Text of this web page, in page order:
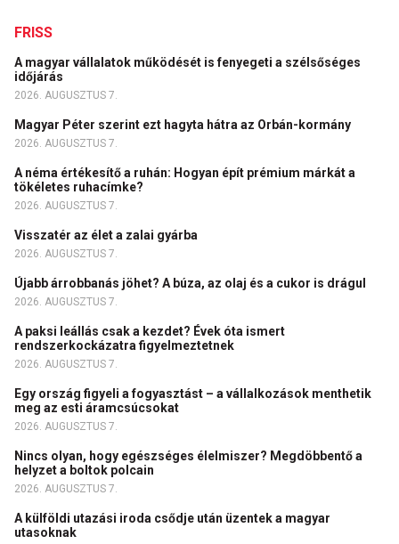
FRISS
A magyar vállalatok működését is fenyegeti a szélsőséges
időjárás
2026. AUGUSZTUS 7.
Magyar Péter szerint ezt hagyta hátra az Orbán-kormány
2026. AUGUSZTUS 7.
A néma értékesítő a ruhán: Hogyan épít prémium márkát a
tökéletes ruhacímke?
2026. AUGUSZTUS 7.
Visszatér az élet a zalai gyárba
2026. AUGUSZTUS 7.
Újabb árrobbanás jöhet? A búza, az olaj és a cukor is drágul
2026. AUGUSZTUS 7.
A paksi leállás csak a kezdet? Évek óta ismert
rendszerkockázatra figyelmeztetnek
2026. AUGUSZTUS 7.
Egy ország figyeli a fogyasztást – a vállalkozások menthetik
meg az esti áramcsúcsokat
2026. AUGUSZTUS 7.
Nincs olyan, hogy egészséges élelmiszer? Megdöbbentő a
helyzet a boltok polcain
2026. AUGUSZTUS 7.
A külföldi utazási iroda csődje után üzentek a magyar
utasoknak